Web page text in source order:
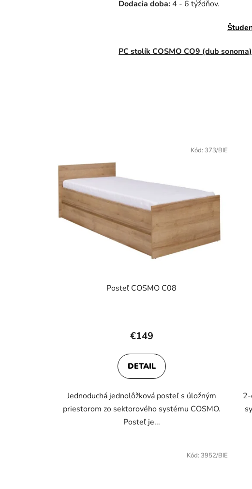
Dodacia doba: 4 - 6 týždňov.
PC stolík COSMO CO9 (dub
Posteľ COSMO C08
hodnotenie
je
4,4
5
hviezdičiek.
€149
DETAIL
Jednoduchá jednolôžková posteľ s úložným
priestorom zo sektorového systému COSMO.
Posteľ je...
Kód: 373/BIE
Kód: 3952/BIE